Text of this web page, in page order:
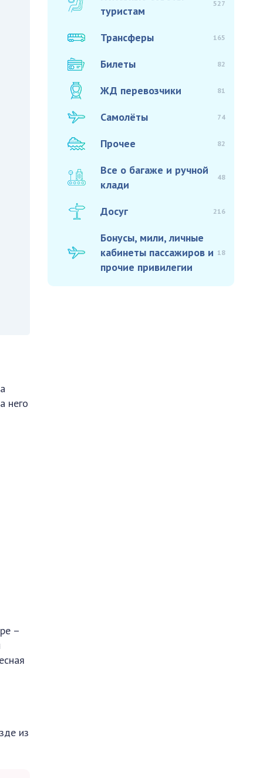
него
–
из
туристам
527
Трансферы 165
Билеты 82
ЖД перевозчики 81
Самолёты 74
Прочее 82
Все о багаже и ручной
клади
48
Досуг 216
Бонусы, мили, личные
кабинеты пассажиров и
прочие привилегии
18